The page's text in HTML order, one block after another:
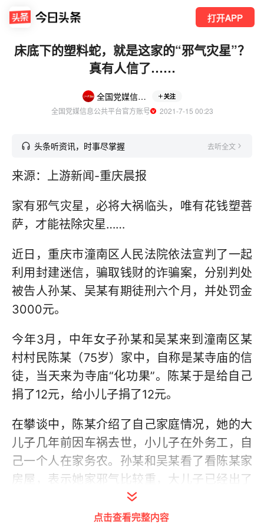
打开APP
床底下的塑料蛇，就是这家的“邪气灾星”？
真有人信了……
全国党媒信息公共平台 关注
全国党媒信息公共平台官方账号
  2021-7-15 00:23
头条听资讯，时事尽掌握 去听全文
来源：上游新闻-重庆晨报
家有邪气灾星，必将大祸临头，唯有花钱塑菩
萨，才能祛除灾星……
近日，重庆市潼南区人民法院依法宣判了一起
利用封建迷信，骗取钱财的诈骗案，分别判处
被告人孙某、吴某有期徒刑六个月，并处罚金
3000元。
今年3月，中年女子孙某和吴某来到潼南区某
村村民陈某（75岁）家中，自称是某寺庙的信
徒，当天来为寺庙“化功果”。陈某于是给自己
捐了12元，给小儿子捐了12元。
在攀谈中，陈某介绍了自己家庭情况，她的大
儿子几年前因车祸去世，小儿子在外务工，自
己一个人在家务农。孙某和吴某看了看陈某家
房屋，表示她家邪气比较重，大儿子已经出了
意外，小儿子也将有灾祸，只有给小儿子“改灾
点击查看完整内容